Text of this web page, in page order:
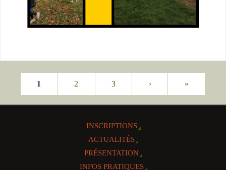
1 2 3 › »
INSCRIPTIONS
ACTUALITÉS
PRÉSENTATION
INFOS PRATIQUES